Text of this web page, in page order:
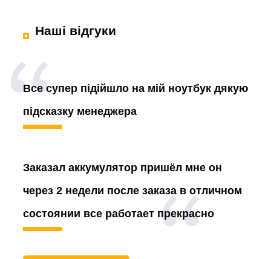
Наші відгуки
Все супер підійшло на мій ноутбук дякую
підсказку менеджера
Заказал аккумулятор пришёл мне он
через 2 недели после заказа в отличном
состоянии все работает прекрасно